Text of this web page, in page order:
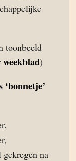
toonbeeld
)
‘bonnetje’
na